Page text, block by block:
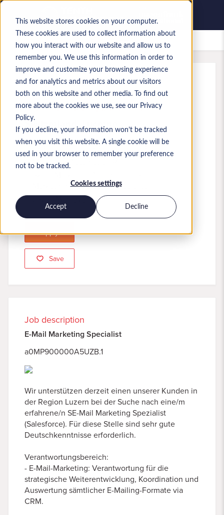
This website stores cookies on your computer.
These cookies are used to collect information about
how you interact with our website and allow us to
remember you. We use this information in order to
improve and customize your browsing experience
and for analytics and metrics about our visitors
both on this website and other media. To find out
more about the cookies we use, see our Privacy
Policy.
If you decline, your information won’t be tracked
when you visit this website. A single cookie will be
used in your browser to remember your preference
not to be tracked.
Cookies settings
Accept Decline
Saved jobs
Ref:a0MP900000A5UZB.1
E-Mail Marketing Specialist
Switzerland , Lucerne
CHF 90,000 to CHF 110,000 CHF
Marketing Automation
Marketing Cloud Email Specialist
Level:Mid-level
Save
Apply
Job description
E-Mail Marketing Specialist
a0MP900000A5UZB.1
Wir unterstützen derzeit einen unserer Kunden in
der Region Luzern bei der Suche nach eine/m
erfahrene/n SE-Mail Marketing Spezialist
(Salesforce). Für diese Stelle sind sehr gute
Deutschkenntnisse erforderlich.
Verantwortungsbereich:
- E-Mail-Marketing: Verantwortung für die
strategische Weiterentwicklung, Koordination und
Auswertung sämtlicher E-Mailing-Formate via
CRM.